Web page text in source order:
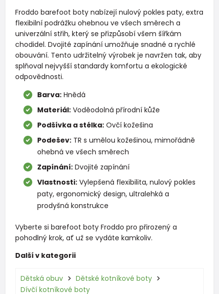
Froddo barefoot boty nabízejí nulový pokles paty, extra
flexibilní podrážku ohebnou ve všech směrech a
univerzální střih, který se přizpůsobí všem šířkám
chodidel. Dvojité zapínání umožňuje snadné a rychlé
obouvání. Tento udržitelný výrobek je navržen tak, aby
splňoval nejvyšší standardy komfortu a ekologické
odpovědnosti.
Barva: Hnědá
Materiál: Voděodolná přírodní kůže
Podšívka a stélka: Ovčí kožešina
Podešev: TR s umělou kožešinou, mimořádně
ohebná ve všech směrech
Zapínání: Dvojité zapínání
Vlastnosti: Vylepšená flexibilita, nulový pokles
paty, ergonomický design, ultralehká a
prodyšná konstrukce
Vyberte si barefoot boty Froddo pro přirozený a
pohodlný krok, ať už se vydáte kamkoliv.
Další v kategorii
Dětská obuv
Dětské kotníkové boty
Dívčí kotníkové boty